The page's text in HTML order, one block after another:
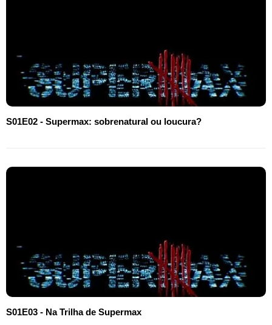
S01E02 - Supermax: sobrenatural ou loucura?
S01E03 - Na Trilha de Supermax